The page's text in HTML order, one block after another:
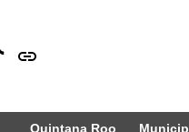
issuu
Quintana Roo